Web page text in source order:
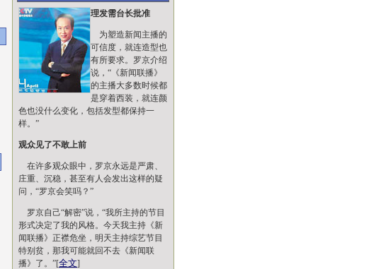
理发需台长批准
为塑造新闻主播的
可信度，就连造型也
有所要求。罗京介绍
说，“《新闻联播》
的主播大多数时候都
是穿着西装，就连颜
色也没什么变化，包括发型都保持一
样。”
观众见了不敢上前
在许多观众眼中，罗京永远是严肃、
庄重、沉稳，甚至有人会发出这样的疑
问，“罗京会笑吗？”
罗京自己“解密”说，“我所主持的节目
形式决定了我的风格。今天我主持《新
闻联播》正襟危坐，明天主持综艺节目
特别贫，那我可能就回不去《新闻联
播》了。”[全文]